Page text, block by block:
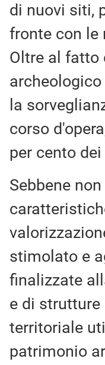
di nuovi siti,
fronte con le
Oltre al fatto
la
corso
per cento
Sebbene
stimolato e
finalizzate
e di
territoriale
patrimonio